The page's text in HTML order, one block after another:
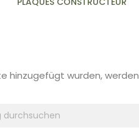
hinzugefügt wurden, werden